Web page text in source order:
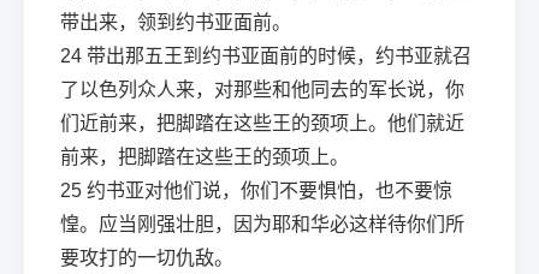
带出来，领到约书亚面前。
24 带出那五王到约书亚面前的时候，约书亚就召
了以色列众人来，对那些和他同去的军长说，你
们近前来，把脚踏在这些王的颈项上。他们就近
前来，把脚踏在这些王的颈项上。
25 约书亚对他们说，你们不要惧怕，也不要惊
惶。应当刚强壮胆，因为耶和华必这样待你们所
要攻打的一切仇敌。